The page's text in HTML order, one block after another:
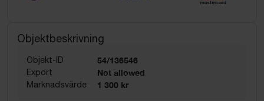
Objektbeskrivning
Objekt-ID 54/136546
Export Not allowed
Marknadsvärde 1 300 kr